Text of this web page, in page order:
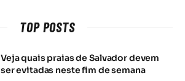
TOP POSTS
Veja quais praias de Salvador devem
ser evitadas neste fim de semana